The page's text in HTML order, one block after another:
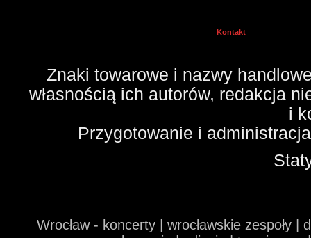
Kontakt
Znaki towarowe i nazwy
własnością ich autorów, redakcja
i
Przygotowanie i
Wrocław - koncerty | wrocławskie zespoły